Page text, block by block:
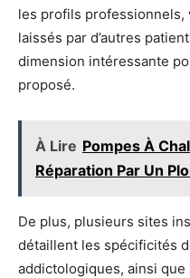
les profils professionnels,
laissés par d’autres
dimension intéressante
proposé.
À Lire Pompes À
Réparation Par Un
De plus, plusieurs sites
détaillent les spécificités
addictologiques, ainsi